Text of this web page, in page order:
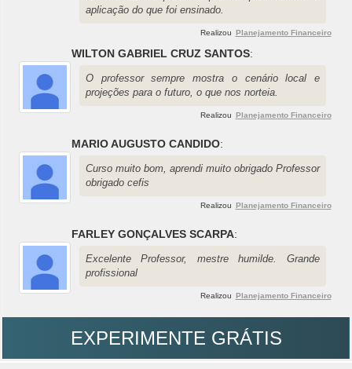
aplicação do que foi ensinado.
Realizou Planejamento Financeiro
WILTON GABRIEL CRUZ SANTOS:
O professor sempre mostra o cenário local e
projeções para o futuro, o que nos norteia.
Realizou Planejamento Financeiro
MARIO AUGUSTO CANDIDO:
Curso muito bom, aprendi muito obrigado Professor
obrigado cefis
Realizou Planejamento Financeiro
FARLEY GONÇALVES SCARPA:
Excelente Professor, mestre humilde. Grande
profissional
Realizou Planejamento Financeiro
EXPERIMENTE GRÁTIS